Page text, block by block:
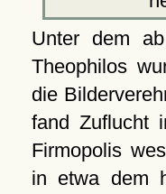
Unter dem
Theophilos
die
fand Zuflucht
Firmopolis
in etwa dem